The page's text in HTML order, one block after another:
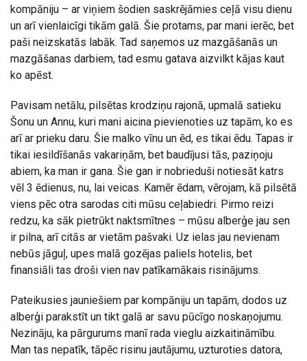
kompāniju – ar viņiem šodien saskrējāmies ceļā visu dienu
un arī vienlaicīgi tikām galā. Šie protams, par mani ierēc, bet
paši neizskatās labāk. Tad saņemos uz mazgāšanās un
mazgāšanas darbiem, tad esmu gatava aizvilkt kājas kaut
ko apēst.
Pavisam netālu, pilsētas krodziņu rajonā, upmalā satieku
Šonu un Annu, kuri mani aicina pievienoties uz tapām, ko es
arī ar prieku daru. Šie malko vīnu un ēd, es tikai ēdu. Tapas ir
tikai iesildīšanās vakariņām, bet baudījusi tās, paziņoju
abiem, ka man ir gana. Šie gan ir nobrieduši notiesāt katrs
vēl 3 ēdienus, nu, lai veicas. Kamēr ēdam, vērojam, kā pilsētā
viens pēc otra sarodas citi mūsu ceļabiedri. Pirmo reizi
redzu, ka sāk pietrūkt naktsmītnes – mūsu alberģe jau sen
ir pilna, arī citās ar vietām pašvaki. Uz ielas jau nevienam
nebūs jāguļ, upes malā gozējas paliels hotelis, bet
finansiāli tas droši vien nav patīkamākais risinājums.
Pateikusies jauniešiem par kompāniju un tapām, dodos uz
alberģi parakstīt un tikt galā ar savu pūcīgo noskaņojumu.
Nezināju, ka pārgurums manī rada vieglu aizkaitināmību.
Man tas nepatīk, tāpēc risinu jautājumu, uzturoties datora,